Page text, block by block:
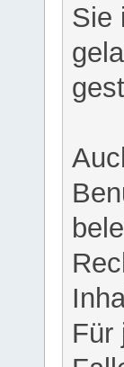
Sie
Für